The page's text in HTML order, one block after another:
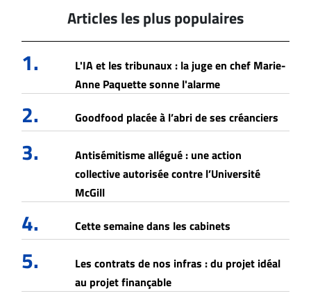
Articles les plus populaires
1.
L'IA et les tribunaux : la juge en chef Marie-
Anne Paquette sonne l'alarme
2. Goodfood placée à l’abri de ses créanciers
3.
Antisémitisme allégué : une action
collective autorisée contre l’Université
McGill
4. Cette semaine dans les cabinets
5.
Les contrats de nos infras : du projet idéal
au projet finançable